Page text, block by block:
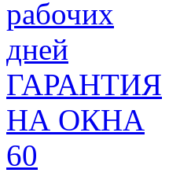
рабочих
дней
ГАРАНТИЯ
НА ОКНА
60